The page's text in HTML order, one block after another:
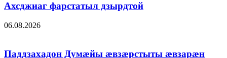
Ахсджиаг фарстатыл дзырдтой
06.08.2026
Паддзахадон Думæйы æвзæрстыты æвзарæн